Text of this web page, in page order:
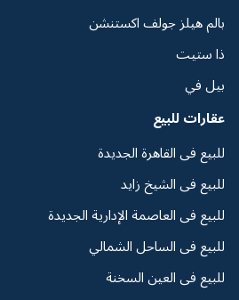
بالم هيلز جولف اكستنشن
ذا ستيت
بيل في
عقارات للبيع
للبيع فى القاهرة الجديدة
للبيع فى الشيخ زايد
للبيع فى العاصمة الإدارية الجديدة
للبيع فى الساحل الشمالي
للبيع فى العين السخنة